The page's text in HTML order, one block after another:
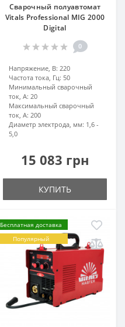
Сварочный полуавтомат
Vitals Professional MIG 2000
Digital
0
Напряжение, В: 220
Частота тока, Гц: 50
Минимальный сварочный
ток, А: 20
Максимальный сварочный
ток, А: 200
Диаметр электрода, мм: 1,6 -
5,0
15 083 грн
КУПИТЬ
Бесплатная доставка
Популярный